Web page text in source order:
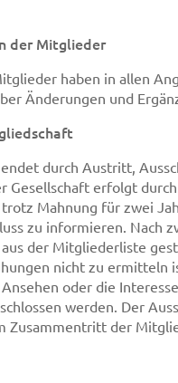
der Mitglieder
haben in allen
Änderungen und
durch Austritt,
Gesellschaft erfolgt
Mahnung für zwei
zu informieren. Nach
der Mitgliederliste
nicht zu ermitteln
oder die
werden. Der
Zusammentritt der